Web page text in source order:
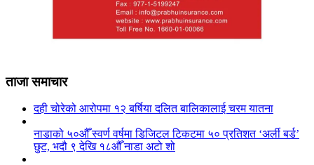
ताजा समाचार
दही चोरेको आरोपमा १२ बर्षिया दलित बालिकालाई चरम यातना
नाडाको ५०औँ स्वर्ण वर्षमा डिजिटल टिकटमा ५० प्रतिशत ‘अर्ली बर्ड’
छुट, भदौ ९ देखि १८औँ नाडा अटो शो